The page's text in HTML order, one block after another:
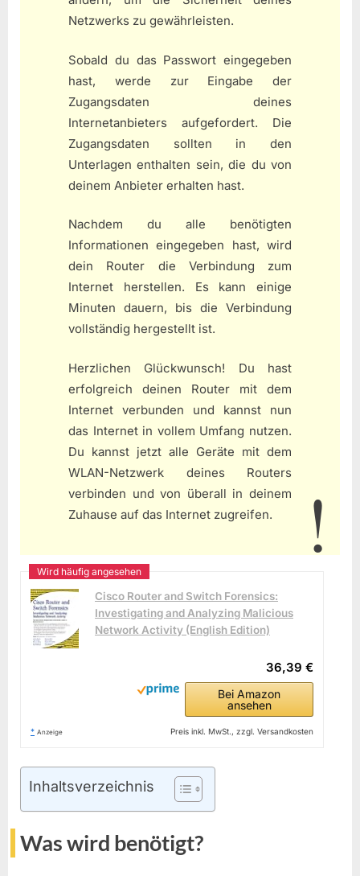
Netzwerks zu gewährleisten.
Sobald du das Passwort eingegeben
hast, werde zur Eingabe der
Zugangsdaten deines
Internetanbieters aufgefordert. Die
Zugangsdaten sollten in den
Unterlagen enthalten sein, die du von
deinem Anbieter erhalten hast.
Nachdem du alle benötigten
Informationen eingegeben hast, wird
dein Router die Verbindung zum
Internet herstellen. Es kann einige
Minuten dauern, bis die Verbindung
vollständig hergestellt ist.
Herzlichen Glückwunsch! Du hast
erfolgreich deinen Router mit dem
Internet verbunden und kannst nun
das Internet in vollem Umfang nutzen.
Du kannst jetzt alle Geräte mit dem
WLAN-Netzwerk deines Routers
verbinden und von überall in deinem
Zuhause auf das Internet zugreifen.
Cisco Router and Switch Forensics:
Investigating and Analyzing Malicious
Network Activity (English Edition)
36,39 €
Bei Amazon
ansehen
* Anzeige Preis inkl. MwSt., zzgl. Versandkosten
Inhaltsverzeichnis
Was wird benötigt?